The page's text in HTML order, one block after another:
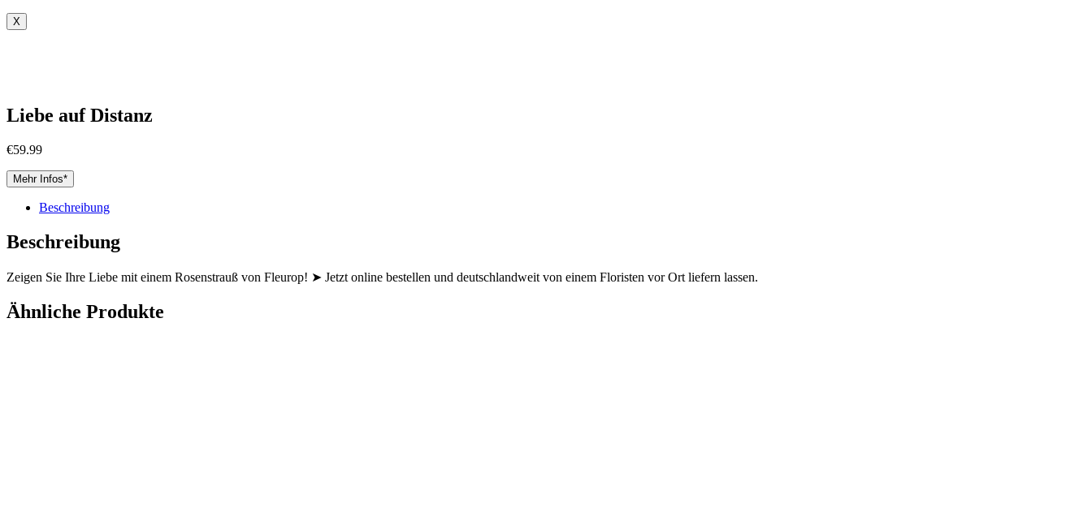
X
Liebe auf Distanz
€59.99
Mehr Infos*
Beschreibung
Beschreibung
Zeigen Sie Ihre Liebe mit einem Rosenstrauß von Fleurop! ➤ Jetzt online bestellen und deutschlandweit von einem Floristen vor Ort liefern lassen.
Ähnliche Produkte